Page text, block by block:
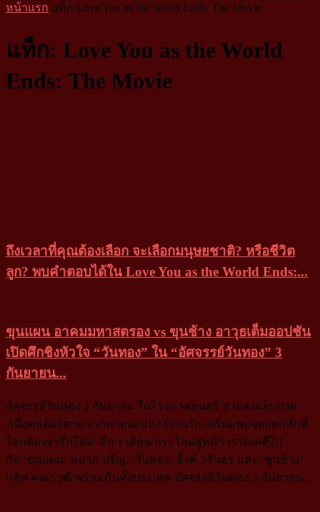
หน้าแรก แท็ก Love You as the World Ends: The Movie
แท็ก: Love You as the World
Ends: The Movie
ถึงเวลาที่คุณต้องเลือก จะเลือกมนุษยชาติ? หรือชีวิต
ลูก? พบคำตอบได้ใน Love You as the World Ends:...
ขุนแผน อาคมมหาสตรอง vs ขุนช้าง อาวุธเต็มออปชัน
เปิดศึกชิงหัวใจ “วันทอง” ใน “อัศจรรย์วันทอง” 3
กันยายน...
อัศจรรย์วันทอง 3 กันยายน ในโรงภาพยนตร์ สามคนเจ็บปวด
หนึ่งคนต้องตาย จากหายนะแห่งวังวนรัก เตรียมพบจุดแตกหักที่
โลกต้องจารึกใหม่ อีก 1 เดือน กระโจนสู่หน้าวรรณคดีไป
กับ ‘ขุนแผน’ หมาก ปริญ, ‘วันทอง’ อิ้งค์ วรันธร และ ‘ขุนช้าง’
กลัฟ คณาวุฒิ พร้อมกันทั้งประเทศ อัศจรรย์วันทอง 3 กันยายน...